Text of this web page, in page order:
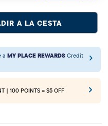
A LA CESTA
a MY PLACE REWARDS Credit
| 100 POINTS = $5 OFF